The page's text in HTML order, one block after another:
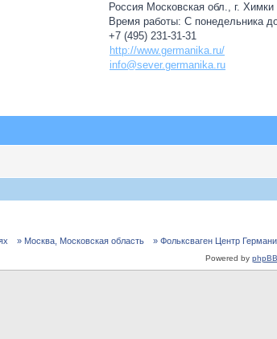
Россия Московская обл., г.
Время работы: С понедельника
+7 (495) 231-31-31
http://www.germanika.ru/
info@sever.germanika.ru
» Москва, Московская область » Фольксваген Центр
Powered by